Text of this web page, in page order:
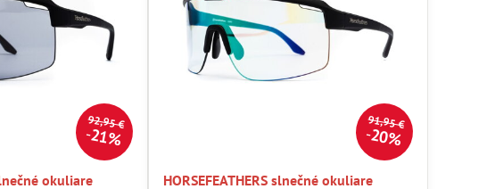
92,95 €
21%
okuliare
91,95 €
20%
HORSEFEATHERS slnečné okuliare